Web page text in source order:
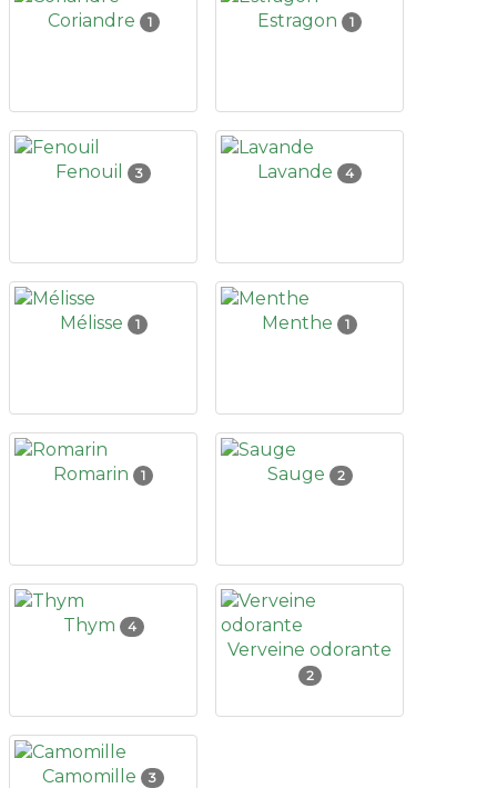
Coriandre 1 Estragon 1
Fenouil 3 Lavande 4
Mélisse 1 Menthe 1
Romarin 1 Sauge 2
Thym 4
Verveine odorante
2
Camomille 3